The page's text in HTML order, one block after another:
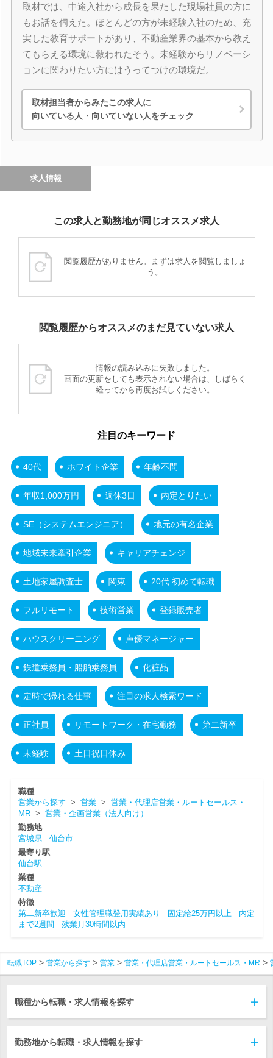
取材では、中途入社から成長を果たした現場社員の方に
もお話を伺えた。ほとんどの方が未経験入社のため、充
実した教育サポートがあり、不動産業界の基本から教え
てもらえる環境に救われたそう。未経験からリノベーシ
ョンに関わりたい方にはうってつけの環境だ。
取材担当者からみたこの求人に
向いている人・向いていない人をチェック
求人情報
この求人と勤務地が同じオススメ求人
閲覧履歴がありません。まずは求人を閲覧しましょ
う。
閲覧履歴からオススメのまだ見ていない求人
情報の読み込みに失敗しました。
画面の更新をしても表示されない場合は、しばらく
経ってから再度お試しください。
注目のキーワード
40代 ホワイト企業 年齢不問
年収1,000万円 週休3日 内定とりたい
SE（システムエンジニア） 地元の有名企業
地域未来牽引企業 キャリアチェンジ
土地家屋調査士 関東 20代 初めて転職
フルリモート 技術営業 登録販売者
ハウスクリーニング 声優マネージャー
鉄道乗務員・船舶乗務員 化粧品
定時で帰れる仕事 注目の求人検索ワード
正社員 リモートワーク・在宅勤務 第二新卒
未経験 土日祝日休み
職種
営業から探す > 営業> 営業・代理店営業・ルートセールス・
MR> 営業・企画営業（法人向け）
勤務地
宮城県
仙台市
最寄り駅
仙台駅
業種
不動産
特徴
第二新卒歓迎
女性管理職登用実績あり 固定給25万円以上
内定
まで2週間
残業月30時間以内
転職TOP 営業から探す 営業 営業・代理店営業・ルートセールス・MR
職種から転職・求人情報を探す
勤務地から転職・求人情報を探す